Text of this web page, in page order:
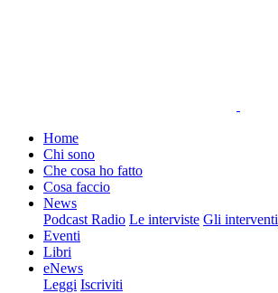
Home
Chi sono
Che cosa ho fatto
Cosa faccio
News
Podcast Radio Le interviste Gli interventi
Eventi
Libri
eNews
Leggi Iscriviti